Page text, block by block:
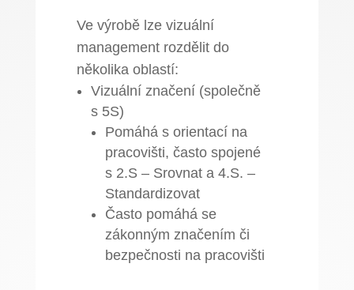
Ve výrobě lze vizuální
management rozdělit do
několika oblastí:
Vizuální značení (společně
s 5S)
Pomáhá s orientací na
pracovišti, často spojené
s 2.S – Srovnat a 4.S. –
Standardizovat
Často pomáhá se
zákonným značením či
bezpečnosti na pracovišti